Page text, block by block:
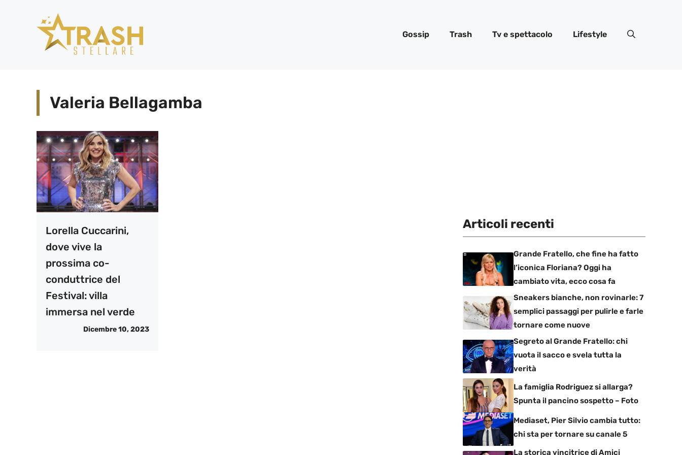
Gossip Trash Tv e spettacolo Lifestyle
Valeria Bellagamba
Lorella Cuccarini,
dove vive la
prossima co-
conduttrice del
Festival: villa
immersa nel verde
Dicembre 10, 2023
Articoli recenti
Grande Fratello, che fine ha fatto
l’iconica Floriana? Oggi ha
cambiato vita, ecco cosa fa
Sneakers bianche, non rovinarle: 7
semplici passaggi per pulirle e farle
tornare come nuove
Segreto al Grande Fratello: chi
vuota il sacco e svela tutta la
verità
La famiglia Rodriguez si allarga?
Spunta il pancino sospetto – Foto
Mediaset, Pier Silvio cambia tutto:
chi sta per tornare su canale 5
La storica vincitrice di Amici